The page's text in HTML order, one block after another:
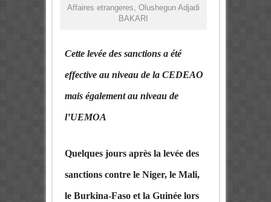
Affaires etrangeres, Olushegun Adjadi
BAKARI
Cette levée des sanctions a été
effective au niveau de la CEDEAO
mais également au niveau de
l’UEMOA
Quelques jours après la levée des
sanctions contre le Niger, le Mali,
le Burkina-Faso et la Guinée lors